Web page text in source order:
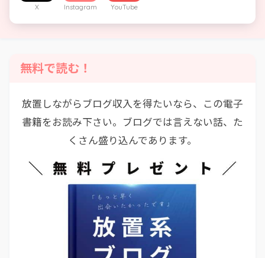
X Instagram YouTube
無料で読む！
放置しながらブログ収入を得たいなら、この電子
書籍をお読み下さい。ブログでは言えない話、た
くさん盛り込んであります。